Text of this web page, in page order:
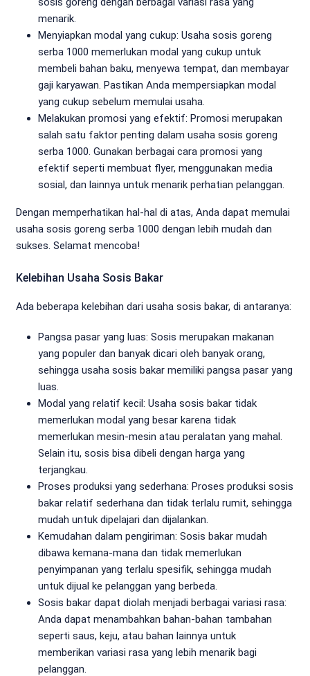
menarik.
Menyiapkan modal yang cukup: Usaha sosis goreng
serba 1000 memerlukan modal yang cukup untuk
membeli bahan baku, menyewa tempat, dan membayar
gaji karyawan. Pastikan Anda mempersiapkan modal
yang cukup sebelum memulai usaha.
Melakukan promosi yang efektif: Promosi merupakan
salah satu faktor penting dalam usaha sosis goreng
serba 1000. Gunakan berbagai cara promosi yang
efektif seperti membuat flyer, menggunakan media
sosial, dan lainnya untuk menarik perhatian pelanggan.
Dengan memperhatikan hal-hal di atas, Anda dapat memulai
usaha sosis goreng serba 1000 dengan lebih mudah dan
sukses. Selamat mencoba!
Kelebihan Usaha Sosis Bakar
Ada beberapa kelebihan dari usaha sosis bakar, di antaranya:
Pangsa pasar yang luas: Sosis merupakan makanan
yang populer dan banyak dicari oleh banyak orang,
sehingga usaha sosis bakar memiliki pangsa pasar yang
luas.
Modal yang relatif kecil: Usaha sosis bakar tidak
memerlukan modal yang besar karena tidak
memerlukan mesin-mesin atau peralatan yang mahal.
Selain itu, sosis bisa dibeli dengan harga yang
terjangkau.
Proses produksi yang sederhana: Proses produksi sosis
bakar relatif sederhana dan tidak terlalu rumit, sehingga
mudah untuk dipelajari dan dijalankan.
Kemudahan dalam pengiriman: Sosis bakar mudah
dibawa kemana-mana dan tidak memerlukan
penyimpanan yang terlalu spesifik, sehingga mudah
untuk dijual ke pelanggan yang berbeda.
Sosis bakar dapat diolah menjadi berbagai variasi rasa:
Anda dapat menambahkan bahan-bahan tambahan
seperti saus, keju, atau bahan lainnya untuk
memberikan variasi rasa yang lebih menarik bagi
pelanggan.